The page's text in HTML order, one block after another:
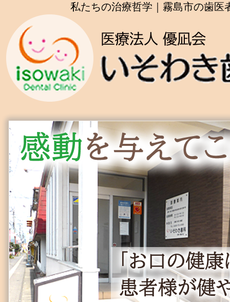
私たちの治療哲学｜霧島市の歯